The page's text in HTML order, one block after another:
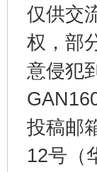
仅供交
权，部
意侵犯
投稿邮
12号（